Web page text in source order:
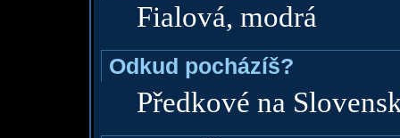
Fialová, modrá
Odkud pocházíš?
Předkové na